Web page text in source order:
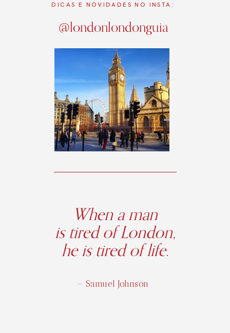
DICAS E NOVIDADES NO INSTA:
When a man
is tired of London,
he is tired of life.
@londonlondonguia
— Samuel Johnson